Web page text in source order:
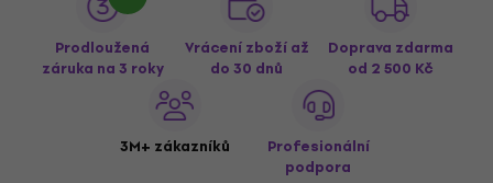
Prodloužená
záruka na 3 roky
Vrácení zboží až
do 30 dnů
Doprava zdarma
od 2 500 Kč
3M+ zákazníků
Profesionální
podpora